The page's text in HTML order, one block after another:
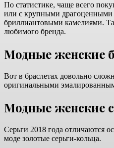
По статистике, чаще всего
или с крупными драгоценными
бриллиантовыми камелиями.
любимого бренда.
Модные женские
Вот в браслетах довольно
оригинальными
Модные женские
Серьги 2018 года отличаются
моде золотые серьги-кольца.